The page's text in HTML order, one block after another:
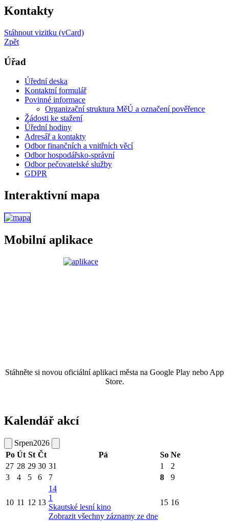
Kontakty
Stáhnout vizitku (vCard)
Zpět
Úřad
Úřední deska
Kontaktní formulář
Povinné informace
Organizační struktura MěÚ a označení pověřence
Žádosti ke stažení
Úřední hodiny
Adresář a kontakty
Odbor finančních a vnitřních věcí
Odbor hospodářsko-správní
Odbor pečovatelské služby
GDPR
Interaktivní mapa
Mobilní aplikace
Stáhněte si novou oficiální aplikaci města na Google Play nebo App
Store.
Kalendář akcí
Srpen2026
Po Út St Čt Pá So Ne
27 28 29 30 31 1
2
3
4 5 6 7 8 9
10 11 12 13
14
1
Skautské lesní kino
Zobrazit všechny záznamy ze dne
15 16